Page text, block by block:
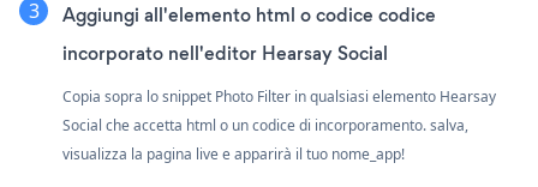
Aggiungi all'elemento html o codice codice
incorporato nell'editor Hearsay Social
Copia sopra lo snippet Photo Filter in qualsiasi elemento Hearsay
Social che accetta html o un codice di incorporamento. salva,
visualizza la pagina live e apparirà il tuo nome_app!